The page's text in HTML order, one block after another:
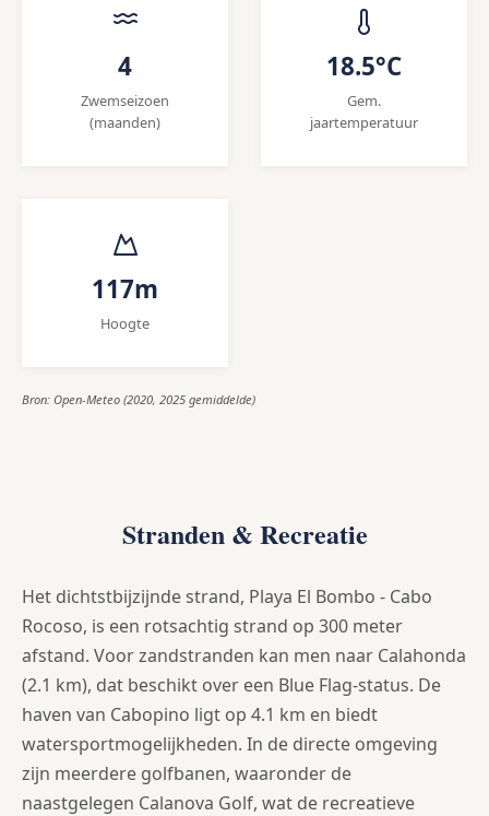
4
Zwemseizoen
(maanden)
18.5°C
Gem.
jaartemperatuur
117m
Hoogte
Bron: Open-Meteo (2020, 2025 gemiddelde)
Stranden & Recreatie
Het dichtstbijzijnde strand, Playa El Bombo - Cabo
Rocoso, is een rotsachtig strand op 300 meter
afstand. Voor zandstranden kan men naar Calahonda
(2.1 km), dat beschikt over een Blue Flag-status. De
haven van Cabopino ligt op 4.1 km en biedt
watersportmogelijkheden. In de directe omgeving
zijn meerdere golfbanen, waaronder de
naastgelegen Calanova Golf, wat de recreatieve